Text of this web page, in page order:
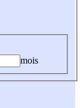
mois